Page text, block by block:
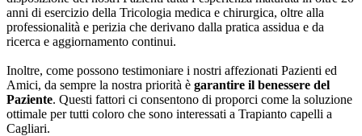
anni di esercizio della Tricologia medica e chirurgica, oltre alla
professionalità e perizia che derivano dalla pratica assidua e da
ricerca e aggiornamento continui.
Inoltre, come possono testimoniare i nostri affezionati Pazienti ed
Amici, da sempre la nostra priorità è garantire il benessere del
Paziente. Questi fattori ci consentono di proporci come la soluzione
ottimale per tutti coloro che sono interessati a Trapianto capelli a
Cagliari.